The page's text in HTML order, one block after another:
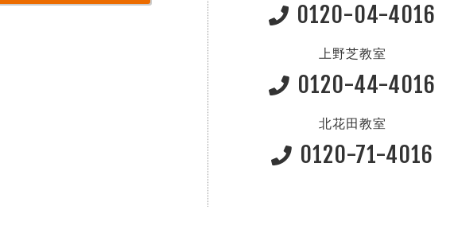
0120-04-4016
上野芝教室
0120-44-4016
北花田教室
0120-71-4016